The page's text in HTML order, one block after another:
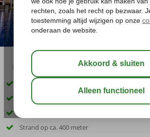
04:20
Stijlvol ingerichte appartementen
Rustige omgeving
Strand op ca. 400 meter